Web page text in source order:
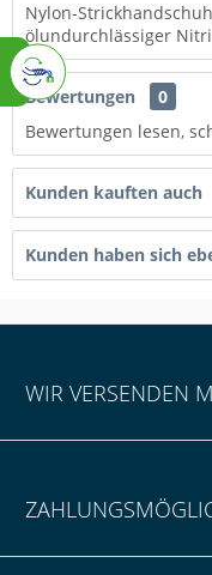
Nylon-
ölundurchlässiger
Bewertungen
0
Bewertungen lesen,
Kunden kauften auch
Kunden haben sich
WIR VERSENDEN